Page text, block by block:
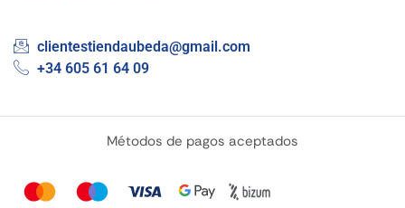
clientestiendaubeda@gmail.com
+34 605 61 64 09
Métodos de pagos aceptados